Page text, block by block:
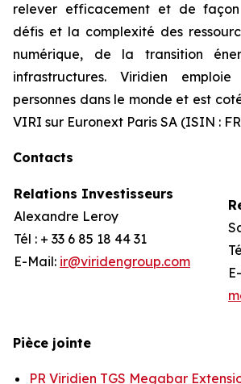
relever efficacement et de façon
défis et la complexité des
numérique, de la transition
infrastructures. Viridien
personnes dans le monde et est
VIRI sur Euronext Paris SA (ISIN :
Contacts
Relations Investisseurs
Alexandre Leroy
Tél : + 33 6 85 18 44 31
E-Mail: ir@viridengroup.com
Pièce jointe
PR Viridien TGS Megabar